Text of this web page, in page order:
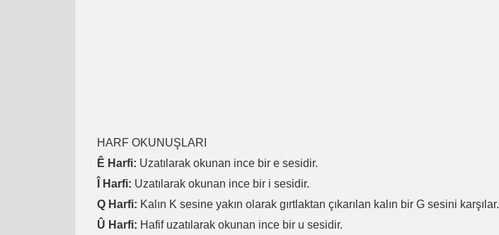
HARF OKUNUŞLARI
Ê Harfi: Uzatılarak okunan ince bir e sesidir.
Î Harfi: Uzatılarak okunan ince bir i sesidir.
Q Harfi: Kalın K sesine yakın olarak gırtlaktan çıkarılan kalın bir G sesini karşılar.
Û Harfi: Hafif uzatılarak okunan ince bir u sesidir.